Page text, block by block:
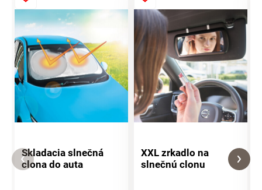
Skladacia slnečná
clona do auta
XXL zrkadlo na
slnečnú clonu